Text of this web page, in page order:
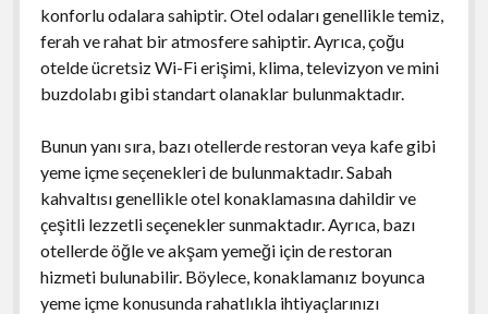
konforlu odalara sahiptir. Otel odaları genellikle temiz,
ferah ve rahat bir atmosfere sahiptir. Ayrıca, çoğu
otelde ücretsiz Wi-Fi erişimi, klima, televizyon ve mini
buzdolabı gibi standart olanaklar bulunmaktadır.
Bunun yanı sıra, bazı otellerde restoran veya kafe gibi
yeme içme seçenekleri de bulunmaktadır. Sabah
kahvaltısı genellikle otel konaklamasına dahildir ve
çeşitli lezzetli seçenekler sunmaktadır. Ayrıca, bazı
otellerde öğle ve akşam yemeği için de restoran
hizmeti bulunabilir. Böylece, konaklamanız boyunca
yeme içme konusunda rahatlıkla ihtiyaçlarınızı